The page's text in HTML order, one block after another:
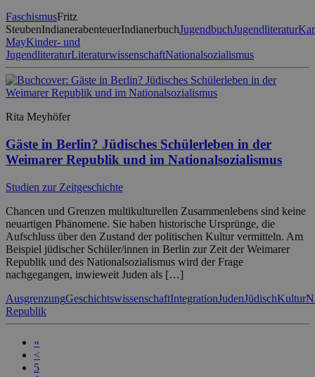
FaschismusFritz
SteubenIndianerabenteuerIndianerbuchJugendbuchJugendliteratur
MayKinder- und
JugendliteraturLiteraturwissenschaftNationalsozialismus
Rita Meyhöfer
Gäste in Berlin? Jüdisches Schülerleben in der
Weimarer Republik und im Nationalsozialismus
Studien zur Zeitgeschichte
Chancen und Grenzen multikulturellen Zusammenlebens sind keine
neuartigen Phänomene. Sie haben historische Ursprünge, die
Aufschluss über den Zustand der politischen Kultur vermitteln. Am
Beispiel jüdischer Schüler/innen in Berlin zur Zeit der Weimarer
Republik und des Nationalsozialismus wird der Frage
nachgegangen, inwieweit Juden als […]
AusgrenzungGeschichtswissenschaftIntegrationJudenJüdischKultur
Republik
«
<
5